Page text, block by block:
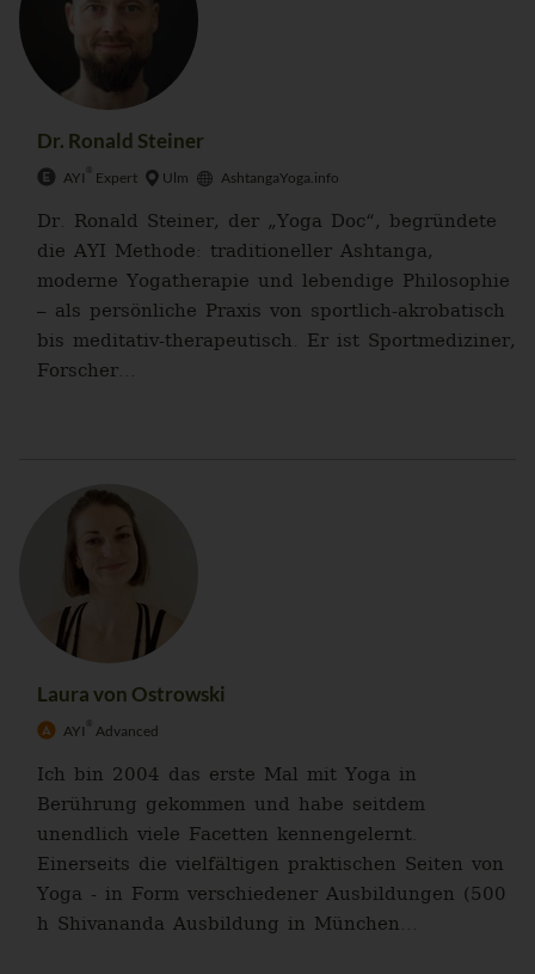
Dr. Ronald Steiner
AYI ® Expert Ulm AshtangaYoga.info
Dr. Ronald Steiner, der „Yoga Doc“, begründete
die AYI Methode: traditioneller Ashtanga,
moderne Yogatherapie und lebendige Philosophie
– als persönliche Praxis von sportlich-akrobatisch
bis meditativ-therapeutisch. Er ist Sportmediziner,
Forscher...
Laura von Ostrowski
AYI ® Advanced
Ich bin 2004 das erste Mal mit Yoga in
Berührung gekommen und habe seitdem
unendlich viele Facetten kennengelernt.
Einerseits die vielfältigen praktischen Seiten von
Yoga - in Form verschiedener Ausbildungen (500
h Shivananda Ausbildung in München...